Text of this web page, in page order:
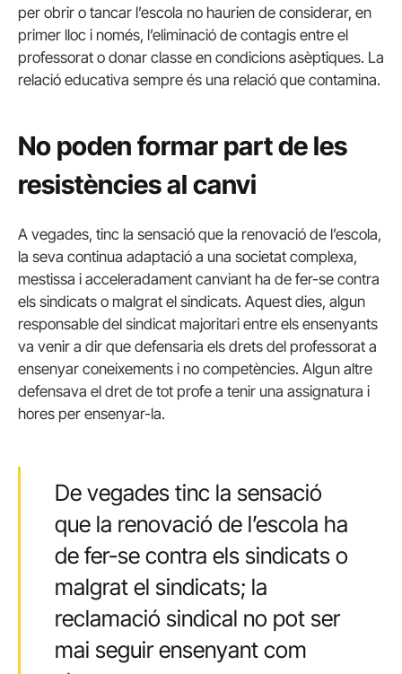
per obrir o tancar l’escola no haurien de considerar, en
primer lloc i només, l’eliminació de contagis entre el
professorat o donar classe en condicions asèptiques. La
relació educativa sempre és una relació que contamina.
No poden formar part de les
resistències al canvi
A vegades, tinc la sensació que la renovació de l’escola,
la seva continua adaptació a una societat complexa,
mestissa i acceleradament canviant ha de fer-se contra
els sindicats o malgrat el sindicats. Aquest dies, algun
responsable del sindicat majoritari entre els ensenyants
va venir a dir que defensaria els drets del professorat a
ensenyar coneixements i no competències. Algun altre
defensava el dret de tot profe a tenir una assignatura i
hores per ensenyar-la.
De vegades tinc la sensació
que la renovació de l’escola ha
de fer-se contra els sindicats o
malgrat el sindicats; la
reclamació sindical no pot ser
mai seguir ensenyant com